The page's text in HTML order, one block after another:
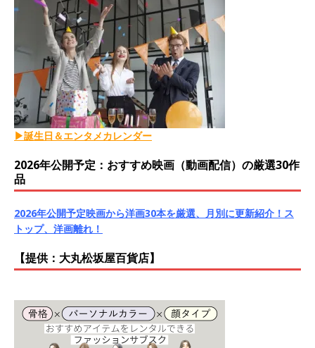
▶誕生日＆エンタメカレンダー
2026年公開予定：おすすめ映画（動画配信）の厳選30作
品
2026年公開予定映画から洋画30本を厳選、月別に更新紹介！ス
トップ、洋画離れ！
【提供：大丸松坂屋百貨店】